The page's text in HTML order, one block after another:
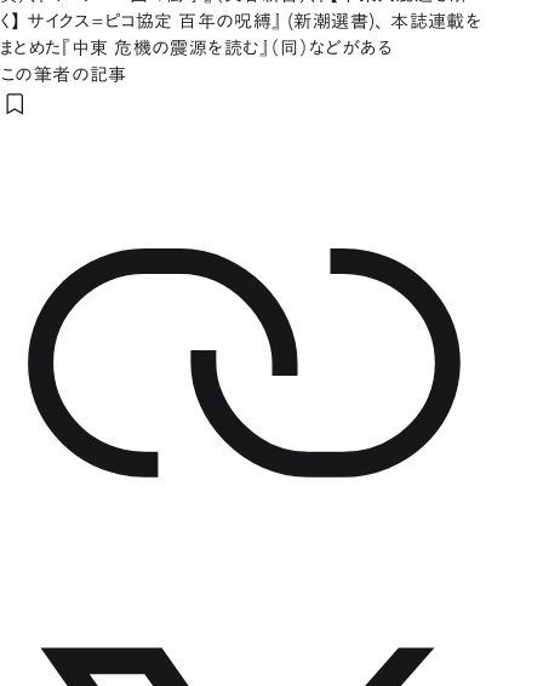
く】 サイクス=ピコ協定 百年の呪縛』 (新潮選書)、 本誌連載を
まとめた『中東 危機の震源を読む』（同）などがある
この筆者の記事